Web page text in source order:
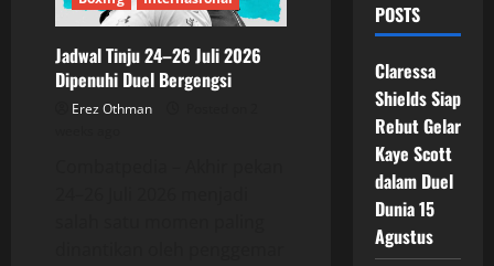
Jadwal Tinju 24–26 Juli 2026
Dipenuhi Duel Bergengsi
Erez Othman
POSTS
Claressa
Shields Siap
Rebut Gelar
Kaye Scott
dalam Duel
Dunia 15
Agustus